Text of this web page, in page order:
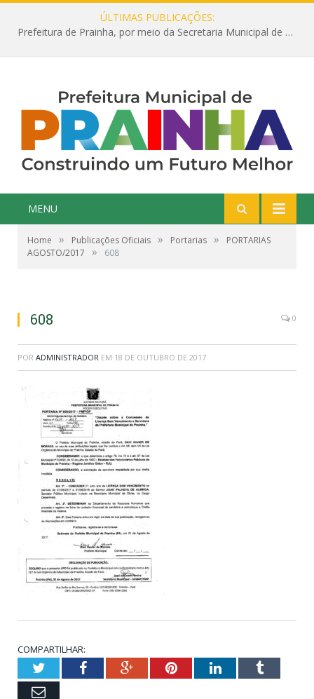
ÚLTIMAS PUBLICAÇÕES:
Prefeitura de Prainha, por meio da Secretaria Municipal de Educação, abre 354 vagas na área da Educação para 2025 com processo seletivo simplificado
MENU
Home » Publicações Oficiais » Portarias »
PORTARIAS
AGOSTO/2017
» 608
608 0
POR ADMINISTRADOR EM 18 DE OUTUBRO DE 2017
COMPARTILHAR:
TwitterFacebookGoogle+PinterestLinkedInTumblr
Email